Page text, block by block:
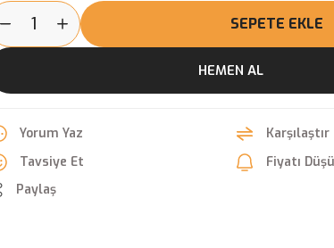
SEPETE EKLE
HEMEN AL
Yorum Yaz
Karşılaştır
Tavsiye Et
Fiyatı
Paylaş